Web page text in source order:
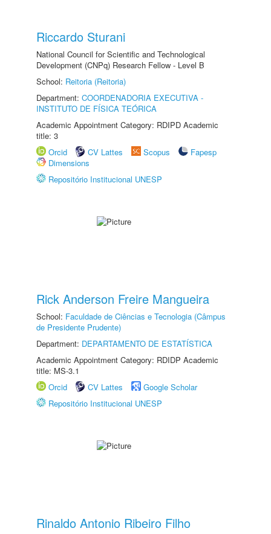
Riccardo Sturani
National Council for Scientific and Technological
Development (CNPq) Research Fellow - Level B
School: Reitoria (Reitoria)
Department: COORDENADORIA EXECUTIVA -
INSTITUTO DE FÍSICA TEÓRICA
Academic Appointment Category: RDIPD Academic
title: 3
Orcid
CV Lattes Scopus
Fapesp
Dimensions
Repositório Institucional UNESP
Rick Anderson Freire Mangueira
School: Faculdade de Ciências e Tecnologia (Câmpus
de Presidente Prudente)
Department: DEPARTAMENTO DE ESTATÍSTICA
Academic Appointment Category: RDIDP Academic
title: MS-3.1
Orcid
CV Lattes
Google Scholar
Repositório Institucional UNESP
Rinaldo Antonio Ribeiro Filho